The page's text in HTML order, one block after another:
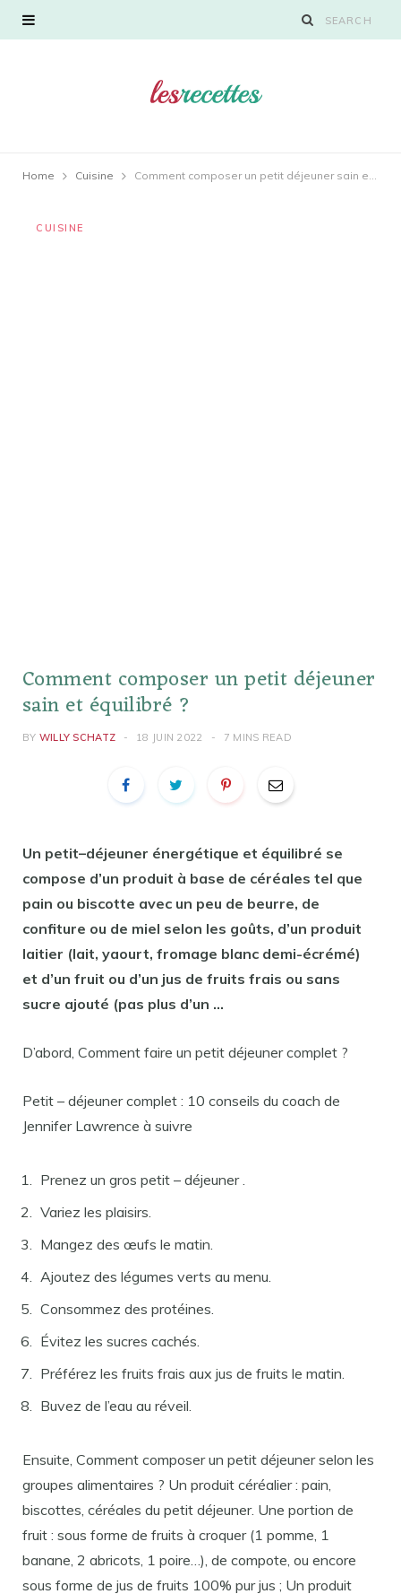
Home Cuisine Comment composer un petit déjeuner sain et équilibré ?
CUISINE
Comment composer un petit déjeuner
sain et équilibré ?
BY WILLY SCHATZ 18 JUIN 2022 7 MINS READ
Un petit–déjeuner énergétique et équilibré se
compose d’un produit à base de céréales tel que
pain ou biscotte avec un peu de beurre, de
confiture ou de miel selon les goûts, d’un produit
laitier (lait, yaourt, fromage blanc demi-écrémé)
et d’un fruit ou d’un jus de fruits frais ou sans
sucre ajouté (pas plus d’un …
D’abord, Comment faire un petit déjeuner complet ?
Petit – déjeuner complet : 10 conseils du coach de
Jennifer Lawrence à suivre
Prenez un gros petit – déjeuner .
Variez les plaisirs.
Mangez des œufs le matin.
Ajoutez des légumes verts au menu.
Consommez des protéines.
Évitez les sucres cachés.
Préférez les fruits frais aux jus de fruits le matin.
Buvez de l’eau au réveil.
Ensuite, Comment composer un petit déjeuner selon les
groupes alimentaires ? Un produit céréalier : pain,
biscottes, céréales du petit déjeuner. Une portion de
fruit : sous forme de fruits à croquer (1 pomme, 1
banane, 2 abricots, 1 poire…), de compote, ou encore
sous forme de jus de fruits 100% pur jus ; Un produit